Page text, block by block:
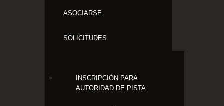
ASOCIARSE
SOLICITUDES
INSCRIPCIÓN PARA
AUTORIDAD DE PISTA